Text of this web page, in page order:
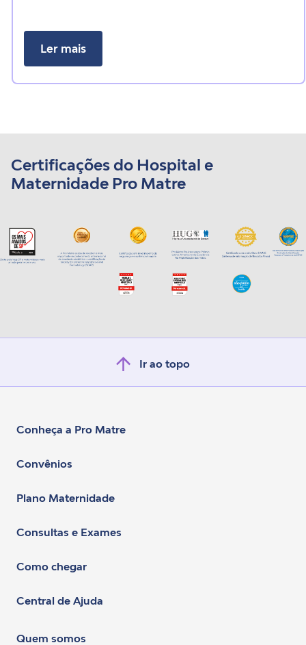
Ler mais
Certificações do Hospital e
Maternidade Pro Matre
Ir ao topo
Conheça a Pro Matre
Convênios
Plano Maternidade
Consultas e Exames
Como chegar
Central de Ajuda
Quem somos